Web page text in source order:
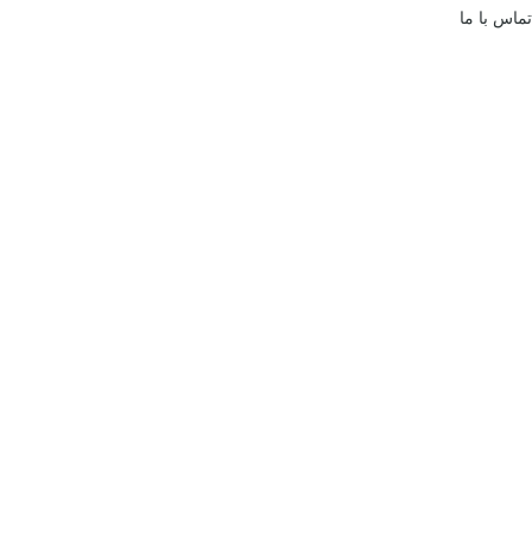
تماس با ما